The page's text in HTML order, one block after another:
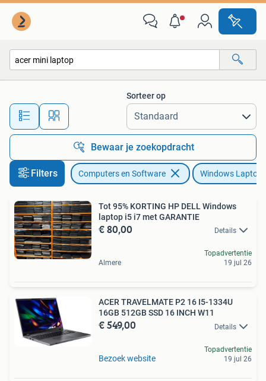
Alle afstanden…
Sorteer op
Bewaar je zoekopdracht
Filters Computers en Software Windows Laptops
Tot 95% KORTING HP DELL Windows
laptop i5 i7 met GARANTIE
€ 80,00 Details
Almere
Topadvertentie
19 jul 26
ACER TRAVELMATE P2 16 I5-1334U
16GB 512GB SSD 16 INCH W11
€ 549,00 Details
Bezoek website
Topadvertentie
19 jul 26